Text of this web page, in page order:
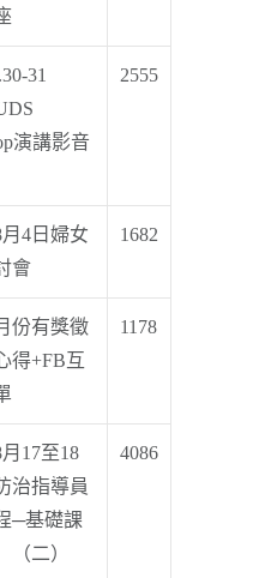
31
演講影音
2555
月4日婦女
會
1682
份有獎徵
得+FB互
1178
17至18
治指導員
─基礎課
（二）
4086